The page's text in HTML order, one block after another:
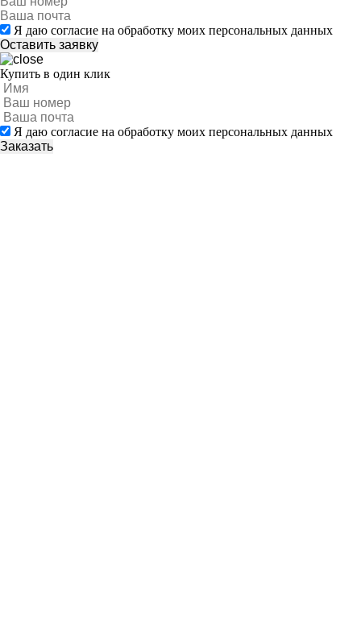
Я даю согласие на обработку моих персональных данных
Купить в один клик
Я даю согласие на обработку моих персональных данных